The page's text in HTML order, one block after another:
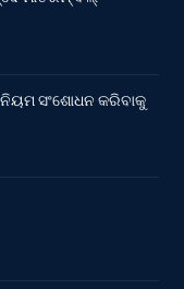
ସଂଶୋଧନ କରିବାକୁ